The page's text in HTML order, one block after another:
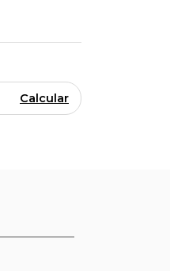
Calcular